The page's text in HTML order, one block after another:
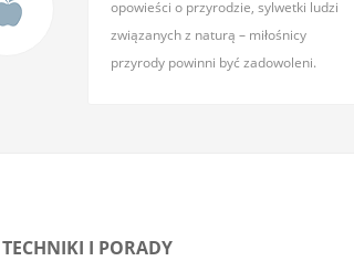
opowieści o przyrodzie, sylwetki ludzi
związanych z naturą – miłośnicy
przyrody powinni być zadowoleni.
I PORADY